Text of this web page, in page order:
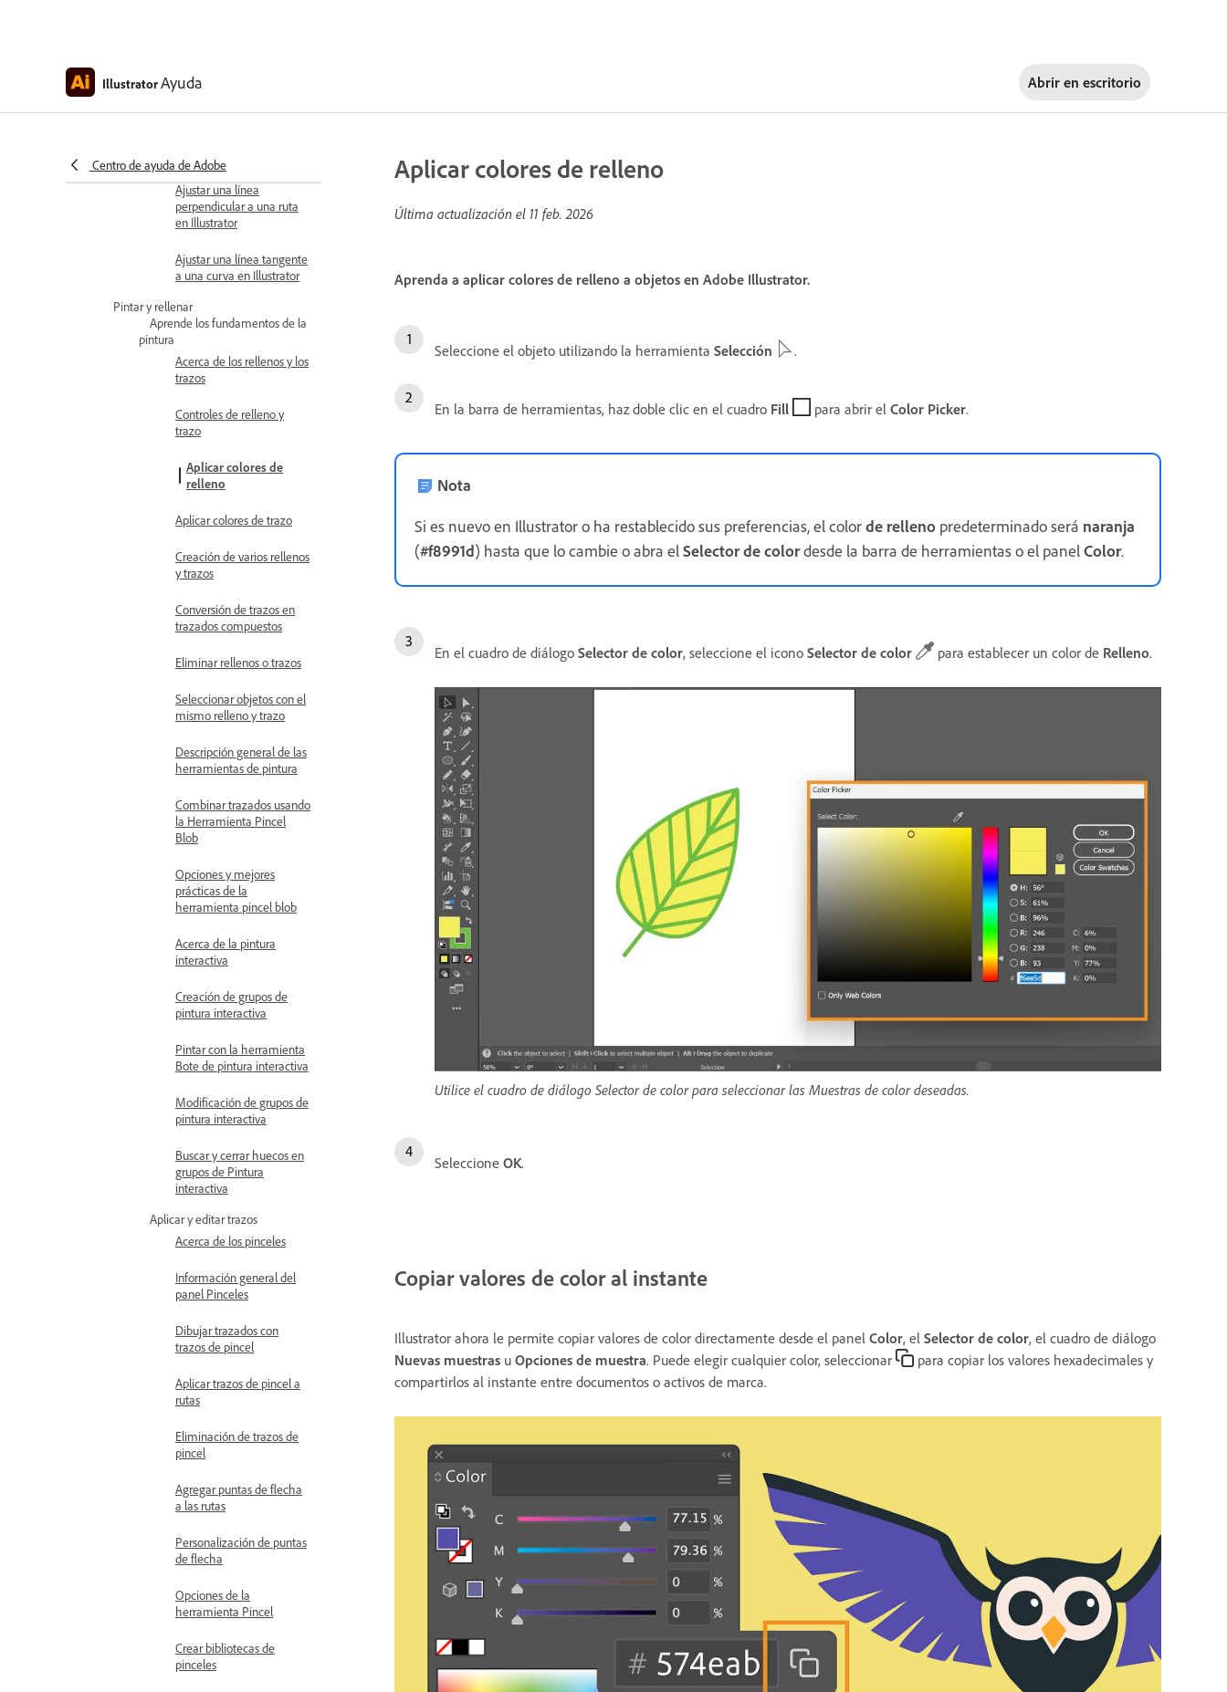
IllustratorAyuda Abrir en escritorio
Centro de ayuda de Adobe
Trazar dimensiones
Ajustar una línea
perpendicular a una ruta
en Illustrator
Ajustar una línea tangente
a una curva en Illustrator
Pintar y rellenar
Aprende los fundamentos de la
pintura
Acerca de los rellenos y los
trazos
Controles de relleno y
trazo
Aplicar colores de
relleno
Aplicar colores de trazo
Creación de varios rellenos
y trazos
Conversión de trazos en
trazados compuestos
Eliminar rellenos o trazos
Seleccionar objetos con el
mismo relleno y trazo
Descripción general de las
herramientas de pintura
Combinar trazados usando
la Herramienta Pincel
Blob
Opciones y mejores
prácticas de la
herramienta pincel blob
Acerca de la pintura
interactiva
Creación de grupos de
pintura interactiva
Pintar con la herramienta
Bote de pintura interactiva
Modificación de grupos de
pintura interactiva
Buscar y cerrar huecos en
grupos de Pintura
interactiva
Aplicar y editar trazos
Acerca de los pinceles
Información general del
panel Pinceles
Dibujar trazados con
trazos de pincel
Aplicar trazos de pincel a
rutas
Eliminación de trazos de
pincel
Agregar puntas de flecha
a las rutas
Personalización de puntas
de flecha
Opciones de la
herramienta Pincel
Crear bibliotecas de
pinceles
Aplicar colores de relleno
Última actualización el 11 feb. 2026
Aprenda a aplicar colores de relleno a objetos en Adobe Illustrator.
Seleccione el objeto utilizando la herramienta Selección .
En la barra de herramientas, haz doble clic en el cuadro Fill para abrir el Color Picker.
Nota
Si es nuevo en Illustrator o ha restablecido sus preferencias, el colorde relleno predeterminado será naranja
(#f8991d) hasta que lo cambie o abra elSelector de colordesde la barra de herramientas o el panelColor.
En el cuadro de diálogo Selector de color, seleccione el icono Selector de color para establecer un color de Relleno.
Utilice el cuadro de diálogo Selector de color para seleccionar las Muestras de color deseadas.
Seleccione OK.
Copiar valores de color al instante
Illustrator ahora le permite copiar valores de color directamente desde el panel Color, el Selector de color, el cuadro de diálogo
Nuevas muestras u Opciones de muestra. Puede elegir cualquier color, seleccionar
para copiar los valores hexadecimales y
compartirlos al instante entre documentos o activos de marca.